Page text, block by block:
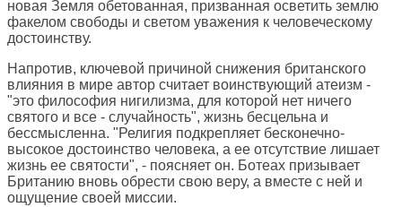
новая Земля обетованная, призванная осветить землю
факелом свободы и светом уважения к человеческому
достоинству.
Напротив, ключевой причиной снижения британского
влияния в мире автор считает воинствующий атеизм -
"это философия нигилизма, для которой нет ничего
святого и все - случайность", жизнь бесцельна и
бессмысленна. "Религия подкрепляет бесконечно-
высокое достоинство человека, а ее отсутствие лишает
жизнь ее святости", - поясняет он. Ботеах призывает
Британию вновь обрести свою веру, а вместе с ней и
ощущение своей миссии.